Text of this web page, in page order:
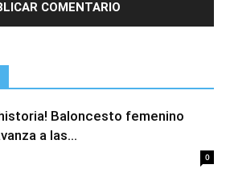
Baloncesto femenino
a las...
0